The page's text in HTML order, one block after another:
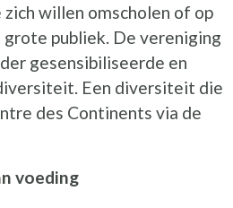
willen omscholen of op
grote publiek. De vereniging
gesensibiliseerde en
Een diversiteit die
des Continents via de
voeding